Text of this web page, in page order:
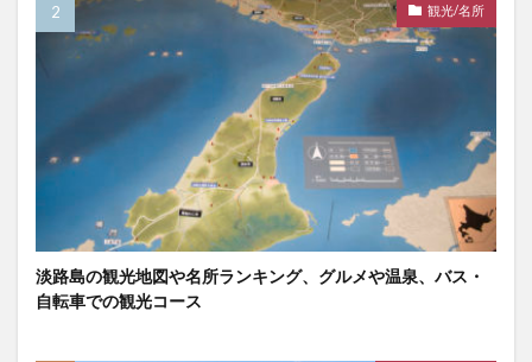
観光/名所
淡路島の観光地図や名所ランキング、グルメや温泉、バス・
自転車での観光コース